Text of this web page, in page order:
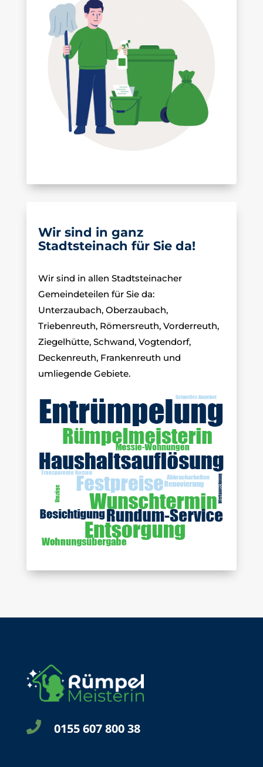
Wir sind in ganz
Stadtsteinach für Sie da!
Wir sind in allen Stadtsteinacher
Gemeindeteilen für Sie da:
Unterzaubach, Oberzaubach,
Triebenreuth, Römersreuth, Vorderreuth,
Ziegelhütte, Schwand, Vogtendorf,
Deckenreuth, Frankenreuth und
umliegende Gebiete.
 0155 607 800 38